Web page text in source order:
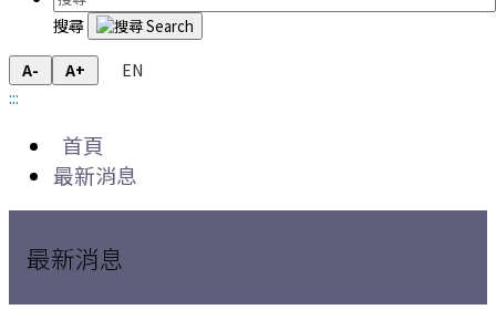
搜尋
A- A+
EN
:::
首頁
最新消息
最新消息